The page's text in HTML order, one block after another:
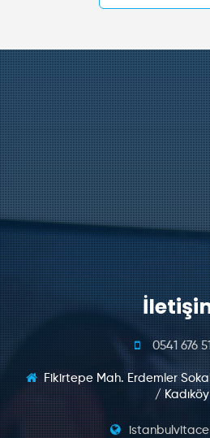
0541 676
Fikirtepe Mah. Erdemler
/ Kadıköy